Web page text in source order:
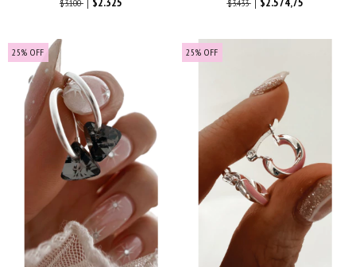
$3.100
$3.433
25% OFF 25% OFF